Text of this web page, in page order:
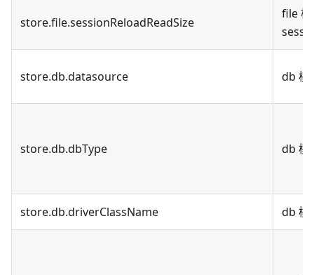
store.file.sessionReloadReadSize
file 模
store.db.datasource db 模
store.db.dbType db 模
store.db.driverClassName db 模